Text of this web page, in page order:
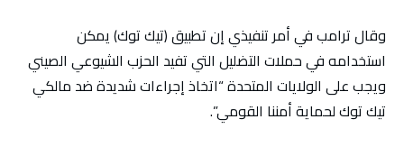
وقال ترامب في أمر تنفيذي إن تطبيق (تيك توك) يمكن
استخدامه في حملات التضليل التي تفيد الحزب الشيوعي الصيني
ويجب على الولايات المتحدة “اتخاذ إجراءات شديدة ضد مالكي
تيك توك لحماية أمننا القومي”.